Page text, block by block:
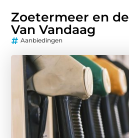
Zoetermeer en
Van Vandaag
Aanbiedingen